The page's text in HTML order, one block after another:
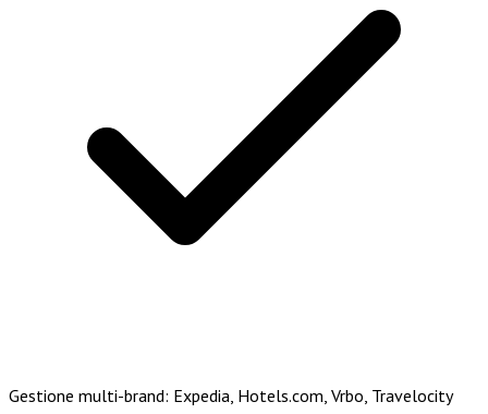
Gestione multi-brand: Expedia, Hotels.com, Vrbo, Travelocity